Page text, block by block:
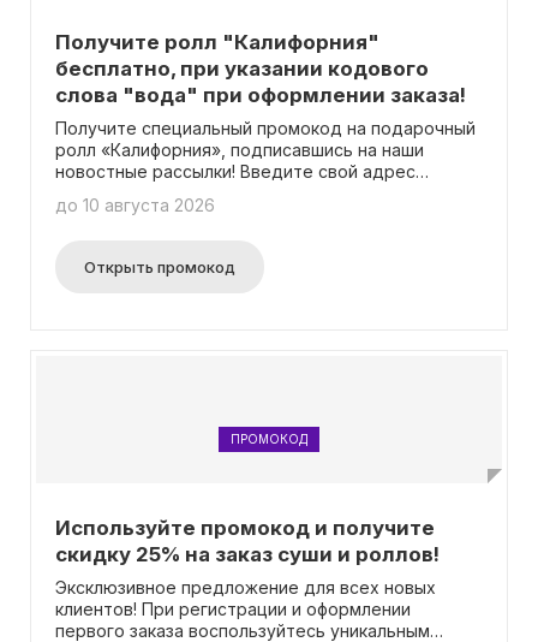
Получите ролл "Калифорния"
бесплатно, при указании кодового
слова "вода" при оформлении заказа!
Получите специальный промокод на подарочный
ролл «Калифорния», подписавшись на наши
новостные рассылки! Введите свой адрес
код сразу на почту. Этот промокод действует
только на доставку в городе Москва и
Московской области. Важно отметить, что
до 10 августа 2026
Открыть промокод
ПРОМОКОД
Используйте промокод и получите
скидку 25% на заказ суши и роллов!
Эксклюзивное предложение для всех новых
клиентов! При регистрации и оформлении
первого заказа воспользуйтесь уникальным